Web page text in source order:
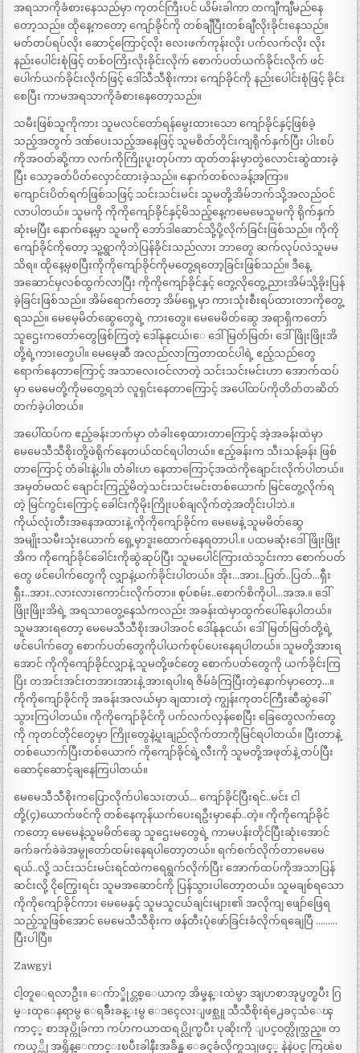
အရသာကိုခံစားနေသည်မှာ ကုတင်ကြီးပင် ယိမ်းခါကာ တကျီကျီမည်နေ
တော့သည်။ ထိုနေ့ကတော့ ကျော်ခိုင်ကို တစ်ချီပြီးတစ်ချီလိုးခိုင်းနေသည်။
မတ်တပ်ရပ်လိုး ဆောင့်ကြောင့်လိုး လေးဖက်ကုန်းလိုး ပက်လက်လိုး လိုး
နည်းပေါင်းစုံဖြင့် တစ်ဝကြိးလိုးခိုင်းလိုက် စောက်ပတ်ယက်ခိုင်းလိုက် ဖင်
ပေါက်ယက်ခိုင်းလိုက်ဖြင့် ဒေါ်သီသီစိုးကား ကျော်ခိုင်ကို နည်းပေါင်းစုံဖြင့် ခိုင်း
စေပြီး ကာမအရသာကိုခံစားနေတော့သည်။
သမီးဖြစ်သူကိုကား သူမလင်တော်ရန်မွေးထားသော ကျော်ခိုင်နှင့်ဖြစ်ခဲ့
သည့်အတွက် ဒဏ်ပေးသည့်အနေဖြင့် သူမစိတ်တိုင်းကျရိုက်နှက်ပြီး ပါးစပ်
ကိုအဝတ်ဆို့ကာ လက်ကိုကြိုးပူးတုပ်ကာ ထုတ်တန်းမှာတွဲလောင်းဆွဲထားခဲ့
ပြီး သော့ခတ်ပိတ်လှောင်ထားခဲ့သည်။ နောက်တစ်လခန့်အကြာ။
ကျောင်းပိတ်ရက်ဖြစ်သဖြင့် သင်းသင်းမင်း သူမတို့အိမ်ဘက်သို့အလည်ဝင်
လာပါတယ်။ သူမကို ကိုကိုကျော်ခိုင်နှင့်မိသည့်နေ့ကမေမေသူမကို ရိုက်နှက်
ဆုံးမပြီး နောက်နေ့မှာ သူမကို ဘော်ဒါဆောင်သို့ပို့လိုက်ခြင်းဖြစ်သည်။ ကိုကို
ကျော်ခိုင်ကိုတော့ သူ့ရွာကိုဘဲပြန်ခိုင်းသည်လား ဘာတွေ ဆက်လုပ်လဲသူမမ
သိရ။ ထိုနေ့မှစပြီးကိုကိုကျော်ခိုင်ကိုမတွေ့ရတော့ခြင်းဖြစ်သည်။ ဒီနေ့
အဆောင်မှလစ်ထွက်လာပြီး ကိုကိုကျော်ခိုင်နှင့် တွေ့လိုတွေ့ညားအိမ်သို့ခိုးပြန်
ခဲ့ခြင်းဖြစ်သည်။ အိမ်ရောက်တော့ အိမ်ရှေ့မှာ ကားသုံးစီးရပ်ထားတာကိုတွေ့
ရသည်။ မေမေ့မိတ်ဆွေတွေရဲ့ ကားတွေ။ မေမေမိတ်ဆွေ အရာရှိကတော်
သူဌေးကတော်တွေဖြစ်ကြတဲ့ ဒေါ်နုနုငယ်၊ေ ဒေါ်မြတ်မြတ်၊ ဒေါ်ဖြိုးဖြိုးအိ
တို့ရဲ့ကားတွေပါ။ မေမေ့ဆီ အလည်လာကြတာထင်ပါရဲ့ ဧည့်သည်တွေ
ရောက်နေတာကြောင့် အသာလေးဝင်လာတဲ့ သင်းသင်းမင်းဟာ အောက်ထပ်
မှာ မေမေတို့ကိုမတွေ့ရဘဲ လူရှင်းနေတာကြောင့် အပေါ်ထပ်ကိုတိတ်တဆိတ်
တက်ခဲ့ပါတယ်။
အပေါ်ထပ်က ဧည့်ခန်းဘက်မှာ တံခါးစေ့ထားတာကြောင့် အဲ့အခန်းထဲမှာ
မေမေသီသီစိုးတို့ဖဲရိုက်နေတယ်ထင်ရပါတယ်။ ဧည့်ခန်းက သီးသန့်ခန်း ဖြစ်
တာကြောင့် တံခါးနဲ့ပါ။ တံခါးဟ နေတာကြောင့်အထဲကိုချောင်းလိုက်ပါတယ်။
အမှတ်မထင် ချောင်းကြည့်မိတဲ့သင်းသင်းမင်းတစ်ယောက် မြင်တွေ့လိုက်ရ
တဲ့ မြင်ကွင်းကြောင့် ခေါင်းကိုမိုးကြိုးပစ်ချလိုက်တဲ့အတိုင်းပါဘဲ.။
ကိုယ်လုံးတီးအနေအထားနဲ့ ကိုကိုကျော်ခိုင်က မေမေနဲ့ သူမမိတ်ဆွေ
အမျိုးသမီးသုံးယောက် ရှေ့မှာဒူးထောက်နေရတာပါ.။ ပထမဆုံးဒေါ်ဖြိုးဖြိုး
အိက ကိုကျော်ခိုင်ခေါင်းကိုဆွဲဆုပ်ပြီး သူမပေါင်ကြားထဲသွင်းကာ စောက်ပတ်
တွေ ဖင်ပေါက်တွေကို လျှာနဲ့ယက်ခိုင်းပါတယ်။ အိုး…အား..ပြတ်..ပြတ်…ရှီး
ရှီး..အား..လားလားကောင်းလိုက်တာ။ စုပ်စမ်း..စောက်စိကိုပါ…အအ.။ ဒေါ်
ဖြိုးဖြိုးအိရဲ့ အရသာတွေ့နေသံကလည်း အခန်းထဲမှာထွက်ပေါ်နေပါတယ်။
သူမအားရတော့ မေမေသီသီစိုးအပါအဝင် ဒေါ်နုနုငယ်၊ ဒေါ်မြတ်မြတ်တို့ရဲ့
ဖင်ပေါက်တွေ စောက်ပတ်တွေကိုပါယက်စုပ်ပေးနေရပါတယ်။ သူမတို့အားရ
အောင် ကိုကိုကျော်ခိုင်လျှာနဲ့ သူမတို့ဖင်တွေ စောက်ပတ်တွေကို ယက်ခိုင်းကြ
ပြိး တအင်းအင်းတအားအားနဲ့ အားရပါးရ ဇိမ်ခံကြပြီးတဲ့နောက်မှာတော့…။
ကိုကိုကျော်ခိုင်ကို အခန်းအလယ်မှာ ချထားတဲ့ ကျွန်းကုတင်ကြီးဆီဆွဲခေါ်
သွားကြပါတယ်။ ကိုကိုကျော်ခိုင်ကို ပက်လက်လှန်စေပြီး ခြေတွေလက်တွေ
ကို ကုတင်တိုင်တွေမှာ ကြိုးတွေနဲ့ပူးချည်လိုက်တာကိုမြင်ရပါတယ်။ ပြီးတာနဲ့
တစ်ယောက်ပြီးတစ်ယောက် ကိုကျော်ခိုင်ရဲ့လီးကို သူမတို့အဖုတ်နဲ့ တပ်ပြီး
ဆောင့်ဆောင့်ချနေကြပါတယ်။
မေမေသီသီစိုးကပြောလိုက်ပါသေးတယ်… ကျော်ခိုင်ပြီးရင်..မင်း ငါ
တို့(၄)ယောက်ဖင်ကို တစ်နေကုန်ယက်ပေးရဦးမှာနော်..တဲ့။ ကိုကိုကျော်ခိုင်
ကတော့ မေမေနဲ့သူမမိတ်ဆွေ သူဌေးမတွေရဲ့ ကာမပန်းတိုင်ပြီးဆုံးအောင်
ခက်ခက်ခဲခဲအမွုတော်ထမ်းနေရပါတော့တယ်။ ရက်စက်လိုက်တာမေမေ
ရယ်..လို့ သင်းသင်းမင်းရင်ထဲကရေရွက်လိုက်ပြီး အောက်ထပ်ကိုအသာပြန်
ဆင်းလို့ ငိုကြွေးရင်း သူမအဆောင်ကို ပြန်သွားပါတော့တယ်။ သူမချစ်ရသော
ကိုကိုကျော်ခိုင်ကား မေမေနှင့် သူမသူငယ်ချင်းများ၏ အလိုကျ ဖျော်ဖြေရ
သည့်သူဖြစ်အောင် မေမေသီသီစိုးက ဖန်တီးပုံဖော်ခြင်းခံလိုက်ရချေပြီ ………
ပြီးပါပြီ။
Zawgyi
ငါ့တူေရလာဦး။ ေက်ာ္ခိုင္တစ္ေယာက္ အိမ္ခန္းထဲမွာ အျပာစာအုပ္ဖတ္ၿပီး ဂြ
မ္းထုေနရာမွ ေရခ်ိဳးခန္းမွ ေဒၚေလးျဖစ္သူ သီသီစိုးရဲ႕ေခၚသံေၾ
ကာင့္ စာအုပ္ကိုခ်ကာ ကပ်ာကယာထရပ္လိုက္ၿပီး ပုဆိုးကို ျပင္၀တ္လိုက္သည္။ တ
ကယ့္ကို အရွိန္ေကာင္းၿပီးခါနီးအခ်ိန္မွ ေခၚခံလိုက္ရသျဖင့္ နဲနဲပင္ ကြၽဲၿ